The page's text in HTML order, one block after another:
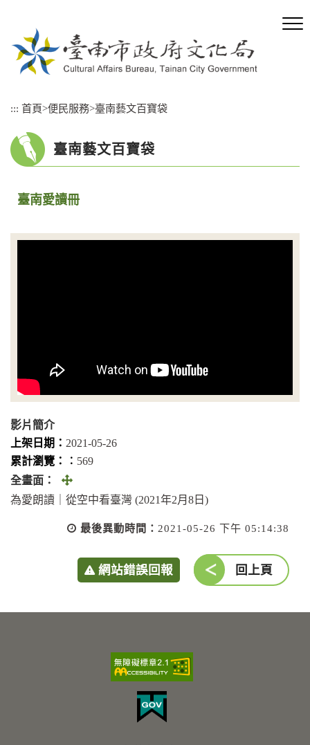
::: 首頁>便民服務>臺南藝文百寶袋
臺南藝文百寶袋
臺南愛讀冊
影片簡介
上架日期： 2021-05-26
累計瀏覽：︰ 569
全畫面：
全
畫
(另
為愛朗讀｜從空中看臺灣 (2021年2月8日)
最後異動時間： 2021-05-26 下午 05:14:38
網站錯誤回報 回上頁